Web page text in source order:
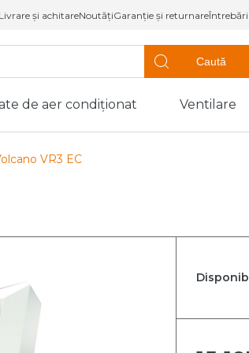
Livrare și achitareNoutățiGaranție și returnare
Caută
de căldură,
Utilaj frigorific
Uși frigorifice
de aer condiționat Ventilare
VR3 EC